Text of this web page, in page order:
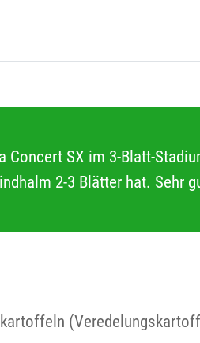
SX im 3-Blatt-
2-3 Blätter hat. Sehr